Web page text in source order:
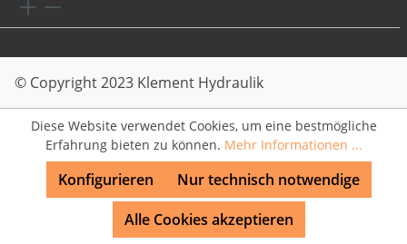
© Copyright 2023 Klement Hydraulik
Diese Website verwendet Cookies, um eine bestmögliche
Erfahrung bieten zu können. Mehr Informationen ...
Nur technisch notwendige
Konfigurieren
Alle Cookies akzeptieren